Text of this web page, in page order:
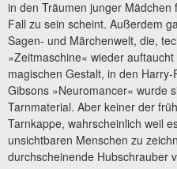
in den Träumen junger
Fall zu sein scheint. Außerdem
Sagen- und Märchenwelt, die,
»Zeitmaschine« wieder
magischen Gestalt, in den
Gibsons »Neuromancer« wurde
Tarnmaterial. Aber keiner der
Tarnkappe, wahrscheinlich weil
unsichtbaren Menschen zu
durchscheinende Hubschrauber